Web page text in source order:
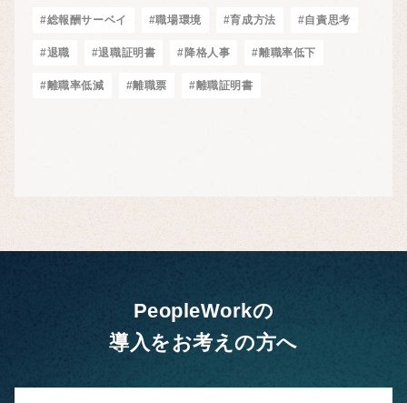
#総報酬サーベイ #職場環境 #育成方法 #自責思考
#退職 #退職証明書 #降格人事 #離職率低下
#離職率低減 #離職票 #離職証明書
PeopleWorkの
導入をお考えの方へ